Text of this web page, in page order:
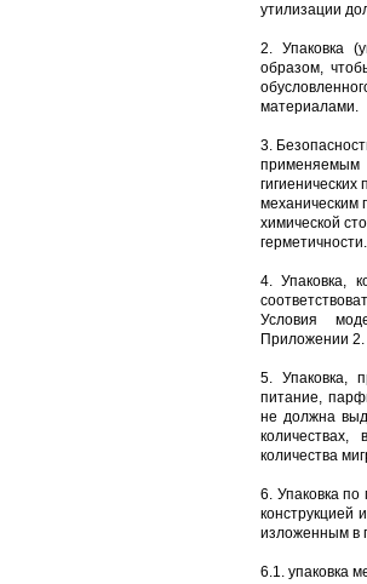
утилизации
2. Упаковка
образом,
материалами.
3.
применяемым
гигиенических
механическим
химической
герметичности.
4. Упаковка,
Условия
Приложении 2.
5. Упаковка,
питание,
не должна
количества
6. Упаковка
конструкцией
изложенным в
6.1. упаковка